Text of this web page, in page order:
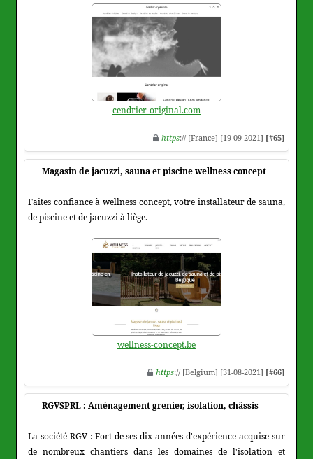
cendrier-original.com
https:// [France] [19-09-2021] [#65]
Magasin de jacuzzi, sauna et piscine wellness concept
Faites confiance à wellness concept, votre installateur de sauna,
de piscine et de jacuzzi à liège.
wellness-concept.be
https:// [Belgium] [31-08-2021] [#66]
RGVSPRL : Aménagement grenier, isolation, châssis
La société RGV : Fort de ses dix années d'expérience acquise sur
de nombreux chantiers dans les domaines de l'isolation et